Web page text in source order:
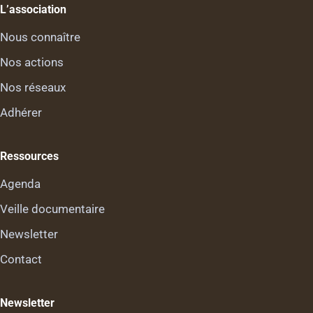
L’association
Nous connaître
Nos actions
Nos réseaux
Adhérer
Ressources
Agenda
Veille documentaire
Newsletter
Contact
Newsletter